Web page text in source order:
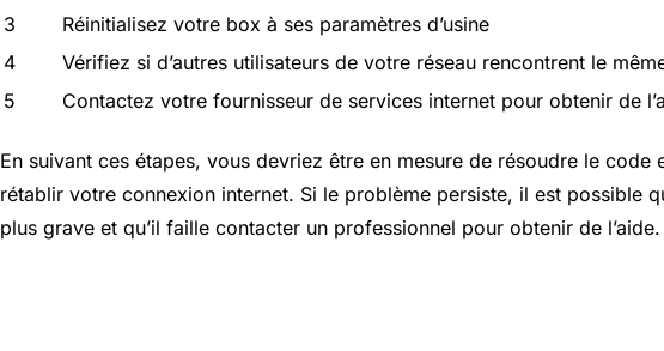
3
Réinitialisez votre box à ses paramètres d’usine
4
Vérifiez si d’autres utilisateurs de votre réseau rencontrent le
5
Contactez votre fournisseur de services internet pour obtenir de
En suivant ces étapes, vous devriez être en mesure de résoudre le code
rétablir votre connexion internet. Si le problème persiste, il est possible
plus grave et qu’il faille contacter un professionnel pour obtenir de l’aide.